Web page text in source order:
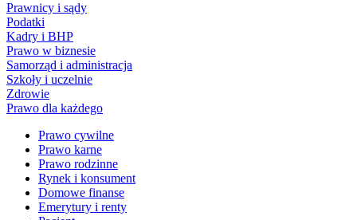
Prawnicy i sądy
Podatki
Kadry i BHP
Prawo w biznesie
Samorząd i administracja
Szkoły i uczelnie
Zdrowie
Prawo dla każdego
Prawo cywilne
Prawo karne
Prawo rodzinne
Rynek i konsument
Domowe finanse
Emerytury i renty